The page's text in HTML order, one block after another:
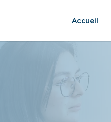
Accueil